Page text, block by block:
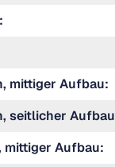
mittiger Aufbau:
seitlicher
mittiger Aufbau: